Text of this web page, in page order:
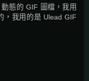
態的 GIF 圖檔，我用
，我用的是 Ulead GIF